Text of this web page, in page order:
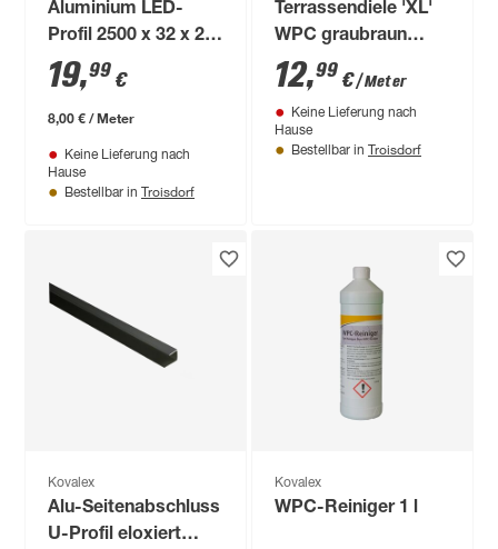
Aluminium LED-
Profil 2500 x 32 x 20
mm
19,99 €
8,00 € / Meter
Keine Lieferung nach
Hause
Bestellbar in Troisdorf
Terrassendiele 'XL'
WPC graubraun
1000 x 190 x 20 mm
12,99 €/ Meter
Keine Lieferung nach
Hause
Bestellbar in Troisdorf
Kovalex
Alu-Seitenabschluss
U-Profil eloxiert
Kovalex
WPC-Reiniger 1 l